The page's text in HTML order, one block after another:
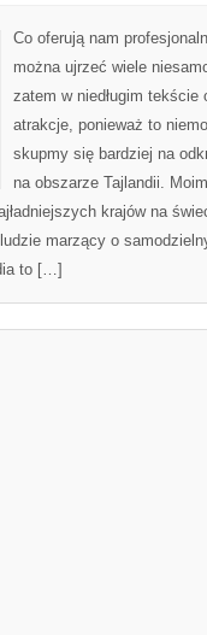
Co oferują nam
można ujrzeć wiele
zatem w niedługim tekście
atrakcje, ponieważ to
skupmy się bardziej na
na obszarze Tajlandii.
krajów na
marzący o
to […]